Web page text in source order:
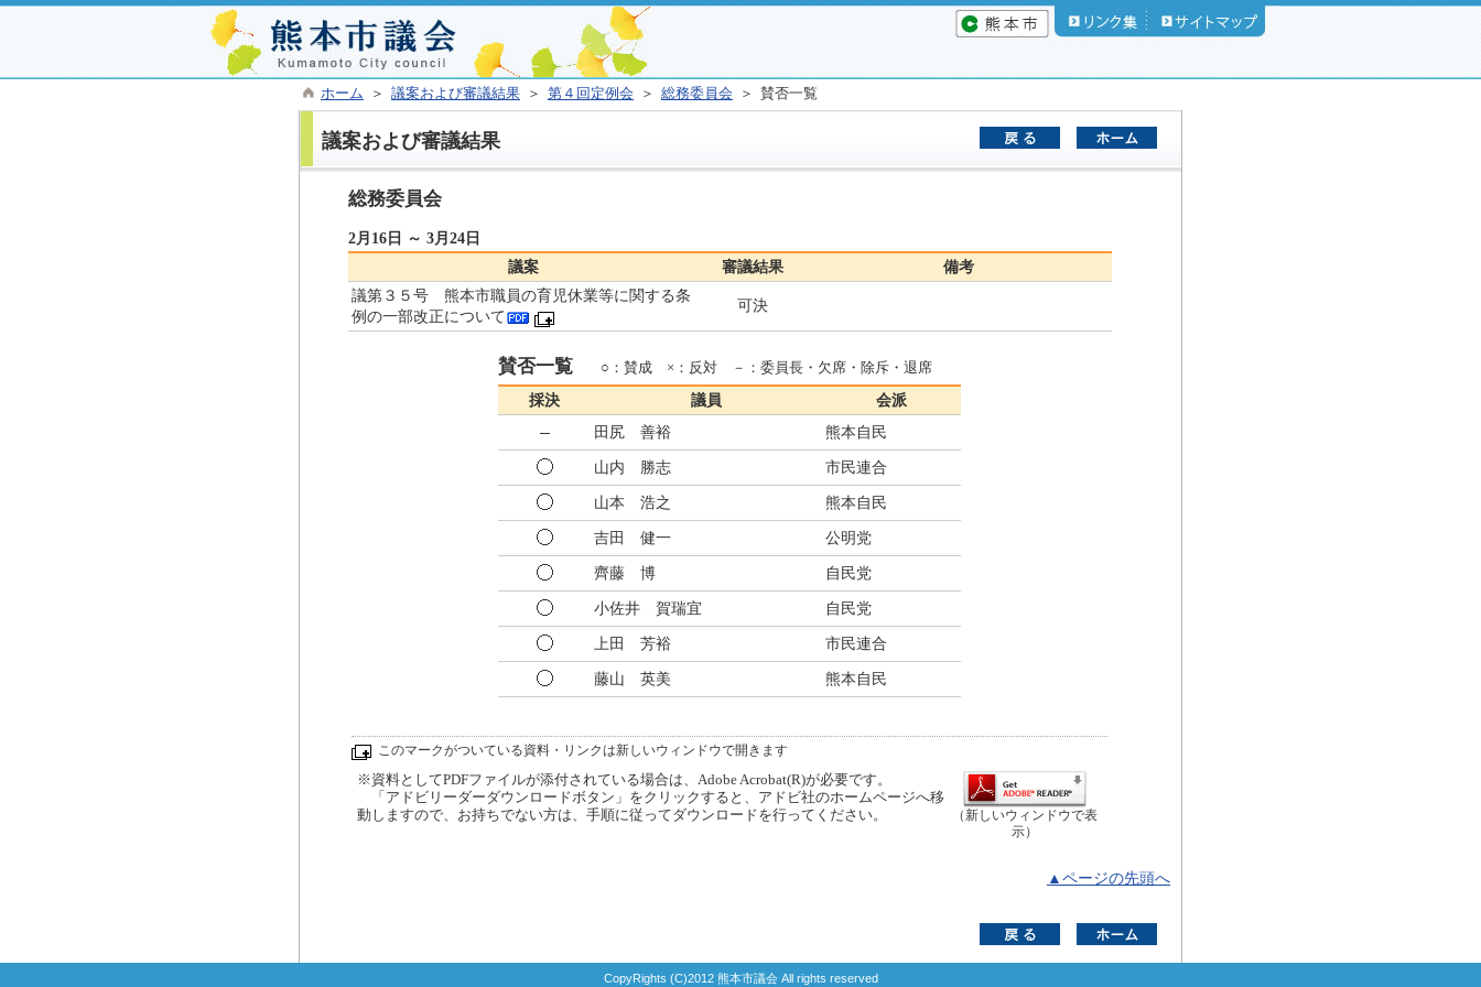
ホーム ＞ 議案および審議結果 ＞ 第４回定例会 ＞ 総務委員会 ＞ 賛否一覧
議案および審議結果
総務委員会
2月16日 ～ 3月24日
議案
審議結果
備考
議第３５号 熊本市職員の育児休業等に関する条
例の一部改正について
可決
賛否一覧 ○：賛成 ×：反対 －：委員長・欠席・除斥・退席
採決 議員
会派
田尻 善裕
熊本自民
山内 勝志 市民連合
山本 浩之 熊本自民
吉田 健一 公明党
齊藤 博 自民党
小佐井 賀瑞宜 自民党
上田 芳裕 市民連合
藤山 英美 熊本自民
このマークがついている資料・リンクは新しいウィンドウで開きます
※資料としてPDFファイルが添付されている場合は、Adobe Acrobat(R)が必要です。
「アドビリーダーダウンロードボタン」をクリックすると、アドビ社のホームページへ移
動しますので、お持ちでない方は、手順に従ってダウンロードを行ってください。
（新しいウィンドウで表
示）
▲ページの先頭へ
CopyRights (C)2012 熊本市議会 All rights reserved